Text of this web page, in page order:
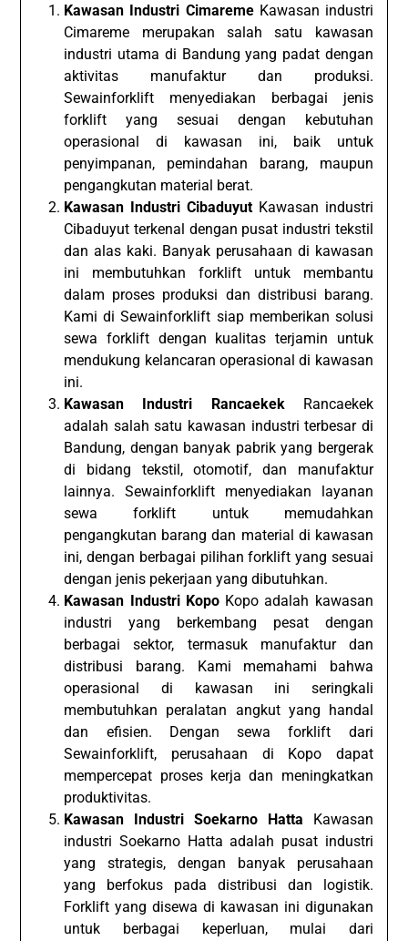
Kawasan Industri CimaremeKawasan industri
Cimareme merupakan salah satu kawasan
industri utama di Bandung yang padat dengan
aktivitas manufaktur dan produksi.
Sewainforklift menyediakan berbagai jenis
forklift yang sesuai dengan kebutuhan
operasional di kawasan ini, baik untuk
penyimpanan, pemindahan barang, maupun
pengangkutan material berat.
Kawasan Industri Cibaduyut Kawasan industri
Cibaduyut terkenal dengan pusat industri tekstil
dan alas kaki. Banyak perusahaan di kawasan
ini membutuhkan forklift untuk membantu
dalam proses produksi dan distribusi barang.
Kami di Sewainforklift siap memberikan solusi
sewa forklift dengan kualitas terjamin untuk
mendukung kelancaran operasional di kawasan
ini.
Kawasan Industri RancaekekRancaekek
adalah salah satu kawasan industri terbesar di
Bandung, dengan banyak pabrik yang bergerak
di bidang tekstil, otomotif, dan manufaktur
lainnya. Sewainforklift menyediakan layanan
sewa forklift untuk memudahkan
pengangkutan barang dan material di kawasan
ini, dengan berbagai pilihan forklift yang sesuai
dengan jenis pekerjaan yang dibutuhkan.
Kawasan Industri KopoKopo adalah kawasan
industri yang berkembang pesat dengan
berbagai sektor, termasuk manufaktur dan
distribusi barang. Kami memahami bahwa
operasional di kawasan ini seringkali
membutuhkan peralatan angkut yang handal
dan efisien. Dengan sewa forklift dari
Sewainforklift, perusahaan di Kopo dapat
mempercepat proses kerja dan meningkatkan
produktivitas.
Kawasan Industri Soekarno Hatta Kawasan
industri Soekarno Hatta adalah pusat industri
yang strategis, dengan banyak perusahaan
yang berfokus pada distribusi dan logistik.
Forklift yang disewa di kawasan ini digunakan
untuk berbagai keperluan, mulai dari